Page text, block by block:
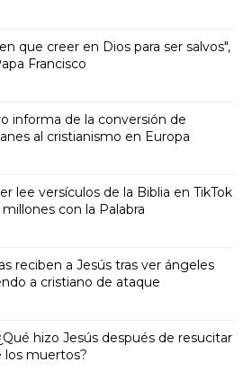
que creer en Dios para ser salvos",
Francisco
informa de la conversión de
al cristianismo en Europa
lee versículos de la Biblia en TikTok
con la Palabra
reciben a Jesús tras ver ángeles
a cristiano de ataque
hizo Jesús después de resucitar
los muertos?